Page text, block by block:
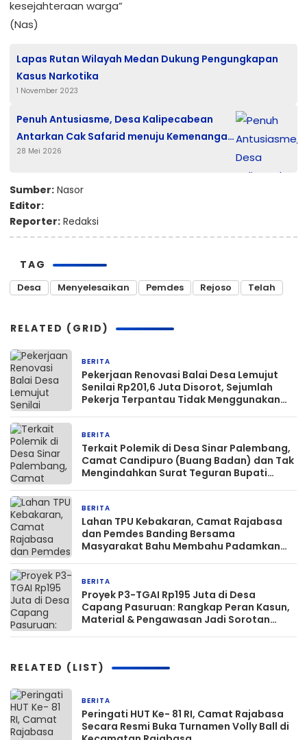
kesejahteraan warga”
(Nas)
Lapas Rutan Wilayah Medan Dukung Pengungkapan
Kasus Narkotika
1 November 2023
Penuh Antusiasme, Desa Kalipecabean
Antarkan Cak Safarid menuju Kemenangan
Pilkades 2026
28 Mei 2026
Sumber: Nasor
Editor:
Reporter: Redaksi
TAG
Desa Menyelesaikan Pemdes Rejoso Telah
RELATED (GRID)
BERITA
Pekerjaan Renovasi Balai Desa Lemujut
Senilai Rp201,6 Juta Disorot, Sejumlah
Pekerja Terpantau Tidak Menggunakan
BERITA
Terkait Polemik di Desa Sinar Palembang,
Camat Candipuro (Buang Badan) dan Tak
Mengindahkan Surat Teguran Bupati
BERITA
Lahan TPU Kebakaran, Camat Rajabasa
dan Pemdes Banding Bersama
Masyarakat Bahu Membahu Padamkan
BERITA
‎Proyek P3-TGAI Rp195 Juta di Desa
Capang Pasuruan: Rangkap Peran Kasun,
Material & Pengawasan Jadi Sorotan
RELATED (LIST)
BERITA
Peringati HUT Ke- 81 RI, Camat Rajabasa
Secara Resmi Buka Turnamen Volly Ball di